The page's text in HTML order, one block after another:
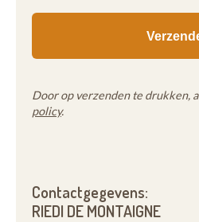
Door op verzenden te drukken,
policy.
Contactgegevens:
RIEDI DE MONTAIGNE